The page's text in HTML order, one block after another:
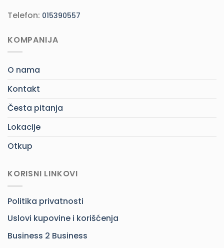
Telefon: 015390557
KOMPANIJA
O nama
Kontakt
Česta pitanja
Lokacije
Otkup
KORISNI LINKOVI
Politika privatnosti
Uslovi kupovine i korišćenja
Business 2 Business